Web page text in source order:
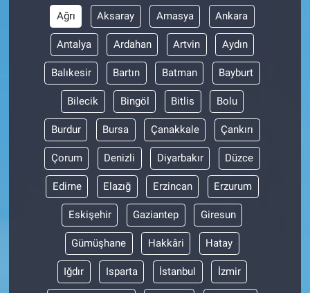
Ağrı Aksaray Amasya Ankara
Antalya Ardahan Artvin Aydın
Balıkesir Bartın Batman Bayburt
Bilecik Bingöl Bitlis Bolu
Burdur Bursa Çanakkale Çankırı
Çorum Denizli Diyarbakır Düzce
Edirne Elazığ Erzincan Erzurum
Eskişehir Gaziantep Giresun
Gümüşhane Hakkâri Hatay
Iğdır Isparta İstanbul İzmir